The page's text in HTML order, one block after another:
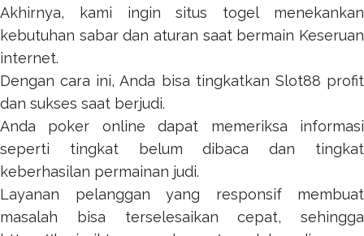
Akhirnya, kami inginsitus togelmenekankan
kebutuhan sabar dan aturan saat bermain Keseruan
internet.
Dengan cara ini, Anda bisa tingkatkan Slot88 profit
dan sukses saat berjudi.
Anda poker online dapat memeriksa informasi
seperti tingkat belum dibaca dan tingkat
keberhasilan permainan judi.
Layanan pelanggan yang responsif membuat
masalah bisa terselesaikan cepat, sehingga